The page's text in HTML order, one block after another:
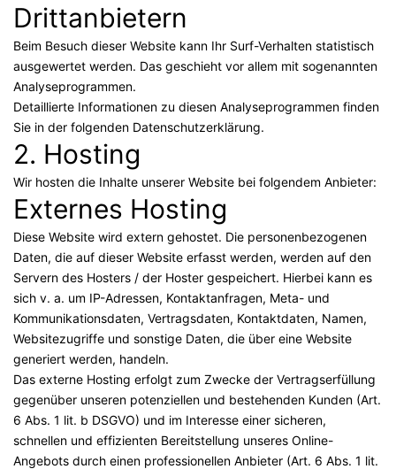
Dritt­anbietern
Beim Besuch dieser Website kann Ihr Surf-Verhalten statistisch
ausgewertet werden. Das geschieht vor allem mit sogenannten
Analyseprogrammen.
Detaillierte Informationen zu diesen Analyseprogrammen finden
Sie in der folgenden Datenschutzerklärung.
2. Hosting
Wir hosten die Inhalte unserer Website bei folgendem Anbieter:
Externes Hosting
Diese Website wird extern gehostet. Die personenbezogenen
Daten, die auf dieser Website erfasst werden, werden auf den
Servern des Hosters / der Hoster gespeichert. Hierbei kann es
sich v. a. um IP-Adressen, Kontaktanfragen, Meta- und
Kommunikationsdaten, Vertragsdaten, Kontaktdaten, Namen,
Websitezugriffe und sonstige Daten, die über eine Website
generiert werden, handeln.
Das externe Hosting erfolgt zum Zwecke der Vertragserfüllung
gegenüber unseren potenziellen und bestehenden Kunden (Art.
6 Abs. 1 lit. b DSGVO) und im Interesse einer sicheren,
schnellen und effizienten Bereitstellung unseres Online-
Angebots durch einen professionellen Anbieter (Art. 6 Abs. 1 lit.